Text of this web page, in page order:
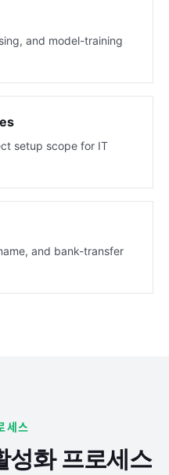
and model-training
setup scope for IT
and bank-transfer
세스
성화 프로세스